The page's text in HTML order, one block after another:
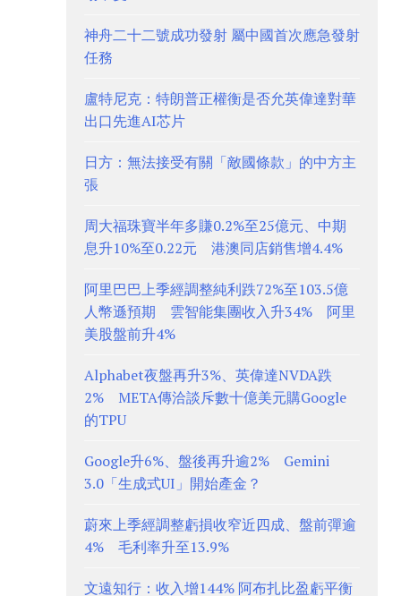
神舟二十二號成功發射 屬中國首次應急發射
任務
盧特尼克：特朗普正權衡是否允英偉達對華
出口先進AI芯片
日方：無法接受有關「敵國條款」的中方主
張
周大福珠寶半年多賺0.2%至25億元、中期
息升10%至0.22元 港澳同店銷售增4.4%
阿里巴巴上季經調整純利跌72%至103.5億
人幣遜預期 雲智能集團收入升34% 阿里
美股盤前升4%
Alphabet夜盤再升3%、英偉達NVDA跌
2% META傳洽談斥數十億美元購Google
的TPU
Google升6%、盤後再升逾2% Gemini
3.0「生成式UI」開始產金？
蔚來上季經調整虧損收窄近四成、盤前彈逾
4% 毛利率升至13.9%
文遠知行：收入增144% 阿布扎比盈虧平衡